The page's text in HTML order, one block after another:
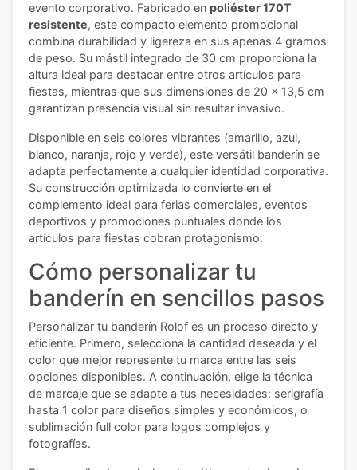
evento corporativo. Fabricado en poliéster 170T
resistente, este compacto elemento promocional
combina durabilidad y ligereza en sus apenas 4 gramos
de peso. Su mástil integrado de 30 cm proporciona la
altura ideal para destacar entre otros artículos para
fiestas, mientras que sus dimensiones de 20 x 13,5 cm
garantizan presencia visual sin resultar invasivo.
Disponible en seis colores vibrantes (amarillo, azul,
blanco, naranja, rojo y verde), este versátil banderín se
adapta perfectamente a cualquier identidad corporativa.
Su construcción optimizada lo convierte en el
complemento ideal para ferias comerciales, eventos
deportivos y promociones puntuales donde los
artículos para fiestas cobran protagonismo.
Cómo personalizar tu
banderín en sencillos pasos
Personalizar tu banderín Rolof es un proceso directo y
eficiente. Primero, selecciona la cantidad deseada y el
color que mejor represente tu marca entre las seis
opciones disponibles. A continuación, elige la técnica
de marcaje que se adapte a tus necesidades: serigrafía
hasta 1 color para diseños simples y económicos, o
sublimación full color para logos complejos y
fotografías.